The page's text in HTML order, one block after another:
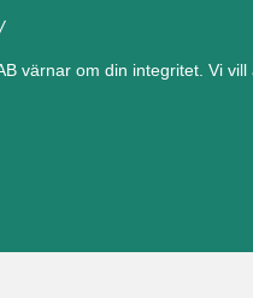
värnar om din integritet. Vi